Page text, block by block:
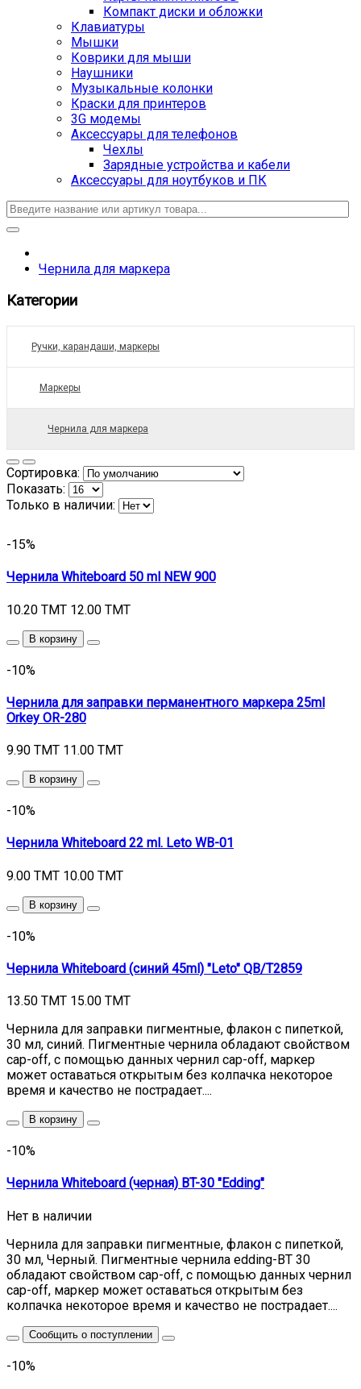
Компакт диски и обложки
Клавиатуры
Мышки
Коврики для мыши
Наушники
Музыкальные колонки
Краски для принтеров
3G модемы
Аксессуары для телефонов
Чехлы
Зарядные устройства и кабели
Аксессуары для ноутбуков и ПК
Чернила для маркера
Категории
Ручки, карандаши, маркеры
Маркеры
Чернила для маркера
Сортировка:
Показать:
Только в наличии:
-15%
Чернила Whiteboard 50 ml NEW 900
10.20 TMT 12.00 TMT
В корзину
-10%
Чернила для заправки перманентного маркера 25ml
Orkey OR-280
9.90 TMT 11.00 TMT
В корзину
-10%
Чернила Whiteboard 22 ml. Leto WB-01
9.00 TMT 10.00 TMT
В корзину
-10%
Чернила Whiteboard (синий 45ml) "Leto" QB/T2859
13.50 TMT 15.00 TMT
Чернила для заправки пигментные, флакон с пипеткой,
30 мл, синий. Пигментные чернила обладают свойством
cap-off, с помощью данных чернил cap-off, маркер
может оставаться открытым без колпачка некоторое
время и качество не пострадает....
В корзину
-10%
Чернила Whiteboard (черная) BT-30 "Edding"
Нет в наличии
Чернила для заправки пигментные, флакон с пипеткой,
30 мл, Черный. Пигментные чернила edding-BT 30
обладают свойством cap-off, с помощью данных чернил
cap-off, маркер может оставаться открытым без
колпачка некоторое время и качество не пострадает....
Сообщить о поступлении
-10%